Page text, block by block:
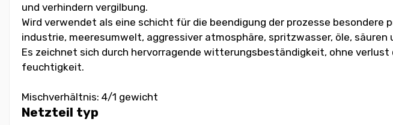
und verhindern vergilbung.
Wird verwendet als eine schicht für die beendigung der prozesse
industrie, meeresumwelt, aggressiver atmosphäre, spritzwasser, öle, säuren
Es zeichnet sich durch hervorragende witterungsbeständigkeit, ohne
feuchtigkeit.
Mischverhältnis: 4/1 gewicht
Netzteil typ